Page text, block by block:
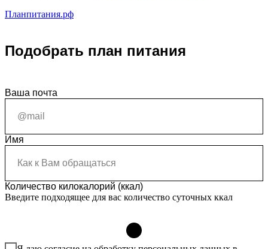
Планпитания.рф
Подобрать план питания
Ваша почта
Имя
Количество килокалорий (ккал)
Введите подходящее для вас количество суточных ккал